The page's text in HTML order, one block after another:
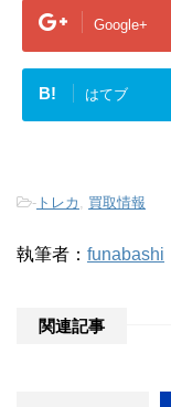
Google+
B! はてブ
- トレカ 買取情報
執筆者： funabashi
関連記事